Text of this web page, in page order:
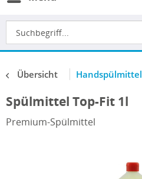
Übersicht Handspülmittel
Spülmittel Top-Fit 1l
Premium-Spülmittel